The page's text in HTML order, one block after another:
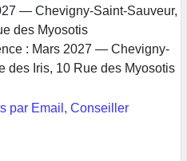
— Chevigny-Saint-Sauveur,
des Myosotis
: Mars 2027 — Chevigny-
des Iris, 10 Rue des Myosotis
par Email, Conseiller